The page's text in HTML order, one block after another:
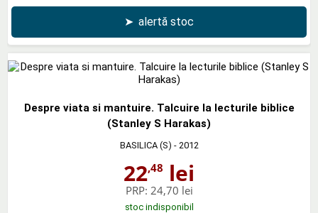
➤ alertă stoc
Despre viata si mantuire. Talcuire la lecturile biblice
(Stanley S Harakas)
BASILICA (S) - 2012
22,48 lei
PRP: 24,70 lei
stoc indisponibil